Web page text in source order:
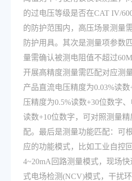
的过电压等级是否在CAT IV/
的防护范围内，高压场景测量
防护用具。其次是测量项参数
量需确认被测电阻值不超过
开展高精度测量需匹配对应测
产品直流电压精度为0.03%读
压精度为0.5%读数+30位数字
读数+10位数字，可对照测量
配。最后是测量功能匹配：可
应的功能模式，比如工业自控
4~20mA回路测量模式，现场
式电场检测(NCV)模式，干扰